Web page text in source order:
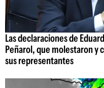
Las declaraciones de
Peñarol, que molestaron y
sus representantes